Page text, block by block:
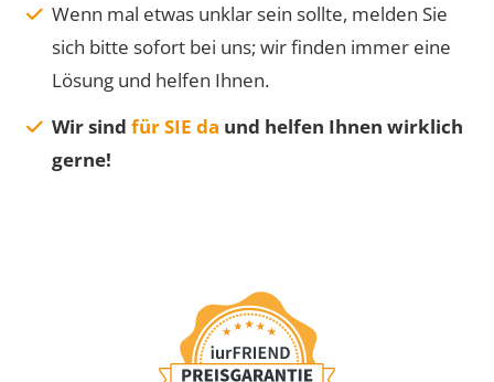
Wenn mal etwas unklar sein sollte, melden Sie
sich bitte sofort bei uns; wir finden immer eine
Lösung und helfen Ihnen.
Wir sind für SIE da und helfen Ihnen wirklich
gerne!